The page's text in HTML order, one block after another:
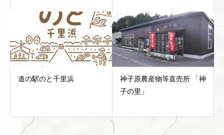
道の駅のと千里浜
神子原農産物等直売所 「神
子の里」